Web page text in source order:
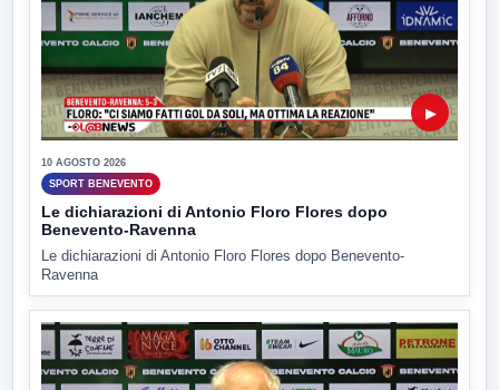
▶
10 AGOSTO 2026
SPORT BENEVENTO
Le dichiarazioni di Antonio Floro Flores dopo
Benevento-Ravenna
Le dichiarazioni di Antonio Floro Flores dopo Benevento-
Ravenna